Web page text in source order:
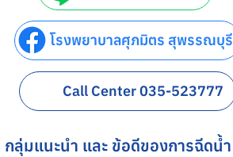
โรงพยาบาลศุภมิตร สุพรรณบุรี
Call Center 035-523777
กลุ่มแนะนำ และ ข้อดีของการฉีดน้ำ